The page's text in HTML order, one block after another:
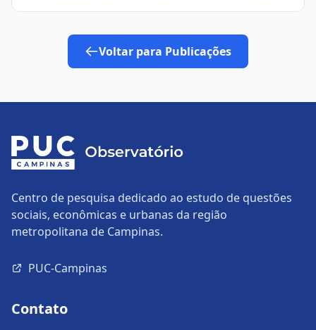
expressiva nas importações em 2023
Voltar para Publicações
Centro de pesquisa dedicado ao estudo de questões
sociais, econômicas e urbanas da região
metropolitana de Campinas.
PUC-Campinas
Contato